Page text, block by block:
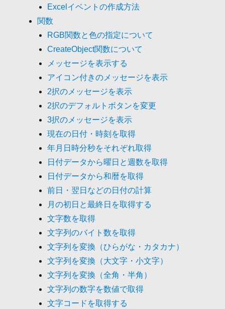
Excelイベントの作成方法
関数
RGB関数と色の指定について
CreateObject関数について
メッセージを表示する
アイコン付きのメッセージを表示
2択のメッセージを表示
2択のデフォルトボタンを変更
3択のメッセージを表示
現在の日付・時刻を取得
年月日時分秒をそれぞれ取得
日付データから曜日と週数を取得
日付データから和暦を取得
前日・翌日などの日付の計算
月の初日と最終日を取得する
文字数を取得
文字列のバイト数を取得
文字列を変換（ひらがな・カタカナ）
文字列を変換（大文字・小文字）
文字列を変換（全角・半角）
文字列の数字を数値で取得
文字コードを取得する